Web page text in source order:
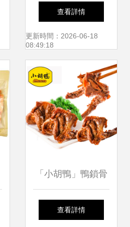
地道湘味休閑零食
的標桿
查看詳情
更新時間：2026-06-18
08:49:18
「小胡鴨」鴨鎖骨
麻辣鮮香的居家零
查看詳情